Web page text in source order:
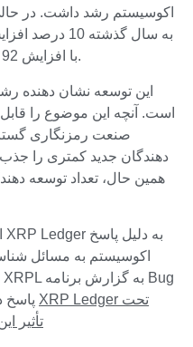
اکوسیستم رشد داشت. در
با افزایش 92 درصدی تقریباً دو برابر شده است.
این توسعه نشان دهنده
دهندگان جدید کمتری را
اکوسیستم به مسائل
XRP Ledger تحت
تأثیر